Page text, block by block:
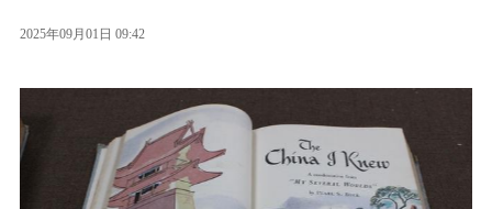
2025年09月01日 09:42